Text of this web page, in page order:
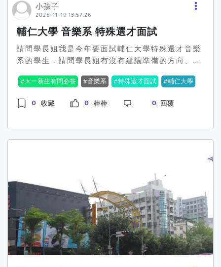
才享有獎金資格，因此發文後記得趕快回報。 點這
裡回
報： https:forms.glenANpAWZti9Gj7fMS8
在指定平台發文宣傳，發文回報需附貼文連結＋截
圖 (需有發文版位名稱)。 發文平台限定校園相關
FB社團（社團人數需超過100人）、Dcard上的學
校看版。 每篇貼文內容需具原創性且不可重複，相
同內容張貼於多個平台，僅計算一次獎金，其餘平
台不予重複計算。（文字內容相似度達80%以上，
則認定為相同內容)。 推廣同一個主題貼文，在同
走正向中立風，不碰政治、宗教、歧視或罵人話
題，也不可提到其他競品。 表現方式由大使發揮！
可以是工具開箱文、心得分享、短影音介紹、活動
體驗，只要能讓人想點進來看就OK！ 記得一定要
提到「推廣活動名稱或品牌名稱」，並附上活動頁
連結。 最重要的是！內容一定要你親手寫，轉貼、
分享、複製別人的都不算喔；如果是使用小帳轉貼
Petar Jovic。比賽開始前，兩人還要比剪刀石頭
布來決定發球權。周杰倫輸了，發球權落在了對手
手上。他的對手隨即發出一記強勁的愛司球，周董
連球都沒碰到，整個比賽就此結束，真的是一瞬間
就被淘汰，令人驚訝又好笑。🎾在場面上，周杰倫
論，有人批評這場比賽的賽制太過殘酷，有人則對
周董的表現感到惋惜。更有網友調侃：“這是來罰
站的嗎？”這樣的評價讓我覺得，周杰倫的跨界之
化的反應。然而，不可否認的是，周杰倫的參賽本
這場比賽裡，他就像是一個普通的參賽者，面對強
敵，沒有特權，這也讓我們看到了他不為人知的一
面！💪至於「一分大滿貫」的賽制，也讓我反思了
運動賽事的意義。為何要這樣把比賽設計得如此緊
湊又殘酷？只是為了吸引流量與觀眾的眼球嗎？周
杰倫的參賽，不僅僅是一場比賽，更是一場文化交
流的碰撞。讓我們期待他未來更多的挑戰，也希望
小孩子
2025-11-19 13:57:26
輔仁大學 音樂系 特殊選才面試
請問學長姐我是今年要面試輔仁大學特殊選才音樂
系的學生，請問學長姐有沒有建議準備的方向、教
大一新生有問必答
音樂系 特殊選才面試 輔仁大學
0 收藏 0 棒棒 0 回覆